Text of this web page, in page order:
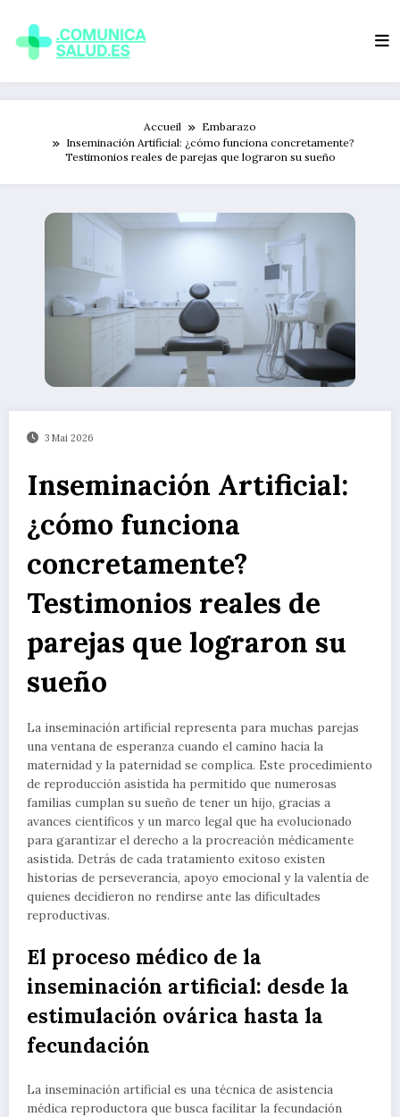
contenu
Accueil
Embarazo
Inseminación Artificial: ¿cómo funciona concretamente?
Testimonios reales de parejas que lograron su sueño
3 Mai 2026
Inseminación Artificial:
¿cómo funciona
concretamente?
Testimonios reales de
parejas que lograron su
sueño
La inseminación artificial representa para muchas parejas
una ventana de esperanza cuando el camino hacia la
maternidad y la paternidad se complica. Este procedimiento
de reproducción asistida ha permitido que numerosas
familias cumplan su sueño de tener un hijo, gracias a
avances científicos y un marco legal que ha evolucionado
para garantizar el derecho a la procreación médicamente
asistida. Detrás de cada tratamiento exitoso existen
historias de perseverancia, apoyo emocional y la valentía de
quienes decidieron no rendirse ante las dificultades
reproductivas.
El proceso médico de la
inseminación artificial: desde la
estimulación ovárica hasta la
fecundación
La inseminación artificial es una técnica de asistencia
médica reproductora que busca facilitar la fecundación